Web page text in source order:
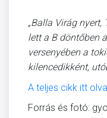
„Balla Virág
lett a B döntőben
versenyében a
kilencedikként,
A teljes cikk itt
Forrás és fotó: